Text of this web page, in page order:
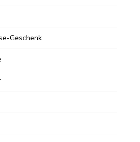
Geschenk